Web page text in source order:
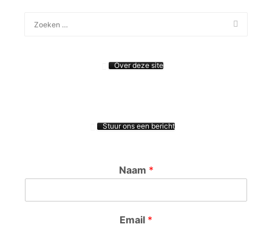
Over deze site
Stuur ons een bericht
Naam *
Email *